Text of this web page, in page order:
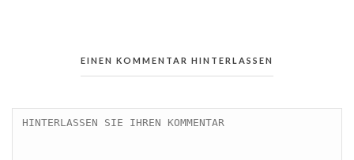
EINEN KOMMENTAR HINTERLASSEN